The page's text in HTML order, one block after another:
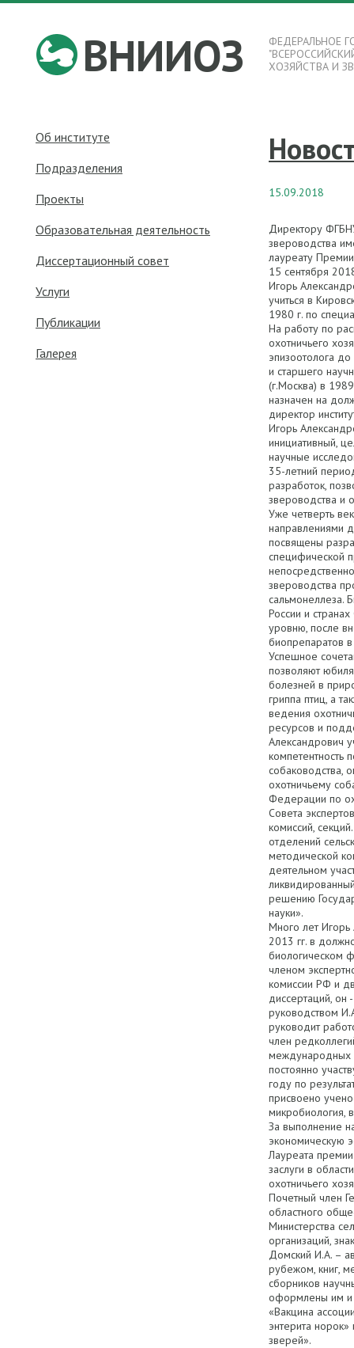
ВНИИОЗ
ФЕДЕРАЛЬНОЕ
ХОЗЯЙСТВА И
15.09.2018
Директору
звероводства
лауреату
15 сентября
Игорь
учиться в
1980 г. по
На работу по
охотничьего
эпизоотолога
и старшего
(г.Москва) в
назначен на
директор
Игорь
инициативный,
научные
35-летний
разработок,
звероводства и
Уже четверть
направлениями
посвящены
специфической
звероводства
сальмонеллеза.
России и
уровню, после
биопрепаратов в
Успешное
позволяют
болезней в
гриппа птиц, а
ведения
ресурсов и
Александрович
компетентность
собаководства,
охотничьему
Федерации по
Совета
комиссий,
отделений
методической
деятельном
решению
науки».
Много лет Игорь
2013 гг. в
биологическом
членом
комиссии РФ и
диссертаций,
руководством
руководит
член
международных
постоянно
году по
присвоено
микробиология,
За выполнение
экономическую
Лауреата
заслуги в
охотничьего
Почетный член
областного
Министерства
организаций,
Домский И.А. –
рубежом, книг,
сборников
оформлены им и
«Вакцина
энтерита
зверей».
Об институте
Подразделения
Проекты
Образовательная деятельность
Диссертационный совет
Услуги
Публикации
Галерея